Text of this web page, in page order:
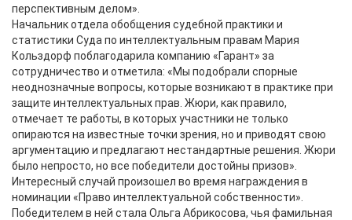
перспективным делом».
Начальник отдела обобщения судебной практики и
статистики Суда по интеллектуальным правам Мария
Кольздорф поблагодарила компанию «Гарант» за
сотрудничество и отметила: «Мы подобрали спорные
неоднозначные вопросы, которые возникают в практике при
защите интеллектуальных прав. Жюри, как правило,
отмечает те работы, в которых участники не только
опираются на известные точки зрения, но и приводят свою
аргументацию и предлагают нестандартные решения. Жюри
было непросто, но все победители достойны призов».
Интересный случай произошел во время награждения в
номинации «Право интеллектуальной собственности».
Победителем в ней стала Ольга Абрикосова, чья фамильная